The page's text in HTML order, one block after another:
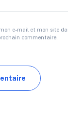
e-mail et mon site
commentaire.